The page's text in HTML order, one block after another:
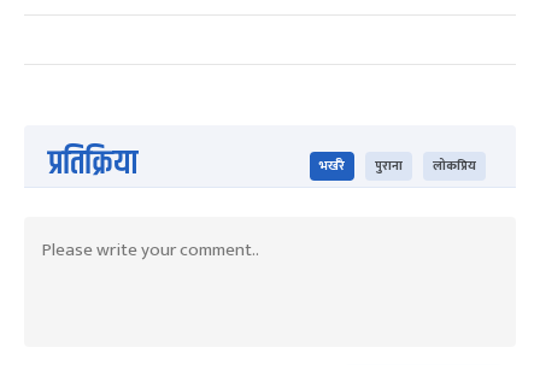
प्रतिक्रिया भर्खरै पुराना लोकप्रिय